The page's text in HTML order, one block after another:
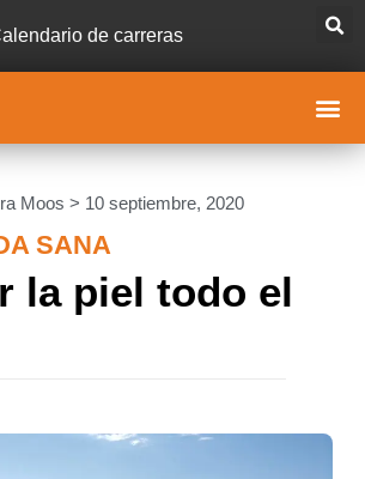
de carreras
Moos > 10 septiembre, 2020
SANA
la piel todo el